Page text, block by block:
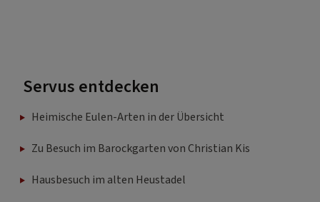
Servus entdecken
Heimische Eulen-Arten in der Übersicht
Zu Besuch im Barockgarten von Christian Kis
Hausbesuch im alten Heustadel